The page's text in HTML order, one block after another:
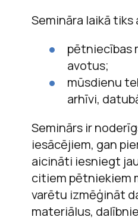
Semināra laikā
pētniecības
avotus;
mūsdienu
arhīvi,
Seminārs ir
iesācējiem, gan
aicināti iesniegt
citiem pētniekiem
varētu izmēģināt
materiālus,